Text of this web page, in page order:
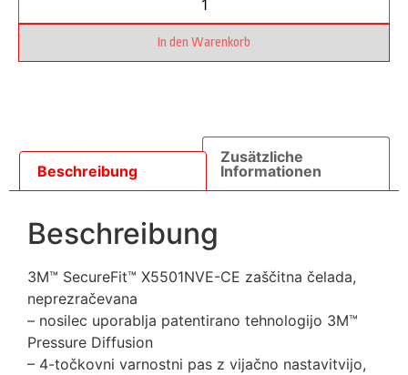
In den Warenkorb
Beschreibung
Zusätzliche
Informationen
Beschreibung
3M™ SecureFit™ X5501NVE-CE zaščitna čelada,
neprezračevana
– nosilec uporablja patentirano tehnologijo 3M™
Pressure Diffusion
– 4-točkovni varnostni pas z vijačno nastavitvijo,